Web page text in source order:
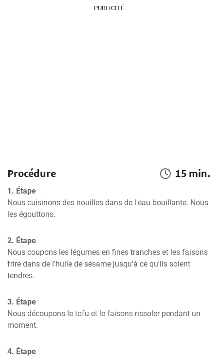
PUBLICITÉ
Procédure 15 min.
1. Étape
Nous cuisinons des nouilles dans de l'eau bouillante. Nous
les égouttons.
2. Étape
Nous coupons les légumes en fines tranches et les faisons
frire dans de l'huile de sésame jusqu'à ce qu'ils soient
tendres.
3. Étape
Nous découpons le tofu et le faisons rissoler pendant un
moment.
4. Étape